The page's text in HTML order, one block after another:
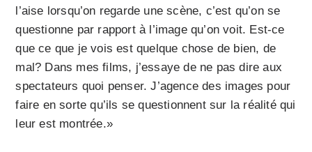
l’aise lorsqu’on regarde une scène, c’est qu’on se
questionne par rapport à l’image qu’on voit. Est-ce
que ce que je vois est quelque chose de bien, de
mal? Dans mes films, j’essaye de ne pas dire aux
spectateurs quoi penser. J’agence des images pour
faire en sorte qu’ils se questionnent sur la réalité qui
leur est montrée.»